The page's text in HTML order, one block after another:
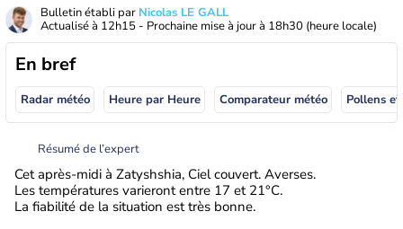
Bulletin établi par Nicolas LE GALL
Actualisé à 12h15 - Prochaine mise à jour à 18h30 (heure locale)
En bref
Radar météo Heure par Heure Comparateur météo Pollens
Résumé de l’expert
Cet après-midi à Zatyshshia, Ciel couvert. Averses.
Les températures varieront entre 17 et 21°C.
La fiabilité de la situation est très bonne.